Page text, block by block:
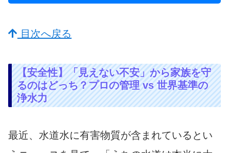
目次へ戻る
【安全性】「見えない不安」から家族を守
るのはどっち？プロの管理 vs 世界基準の
浄水力
最近、水道水に有害物質が含まれているとい